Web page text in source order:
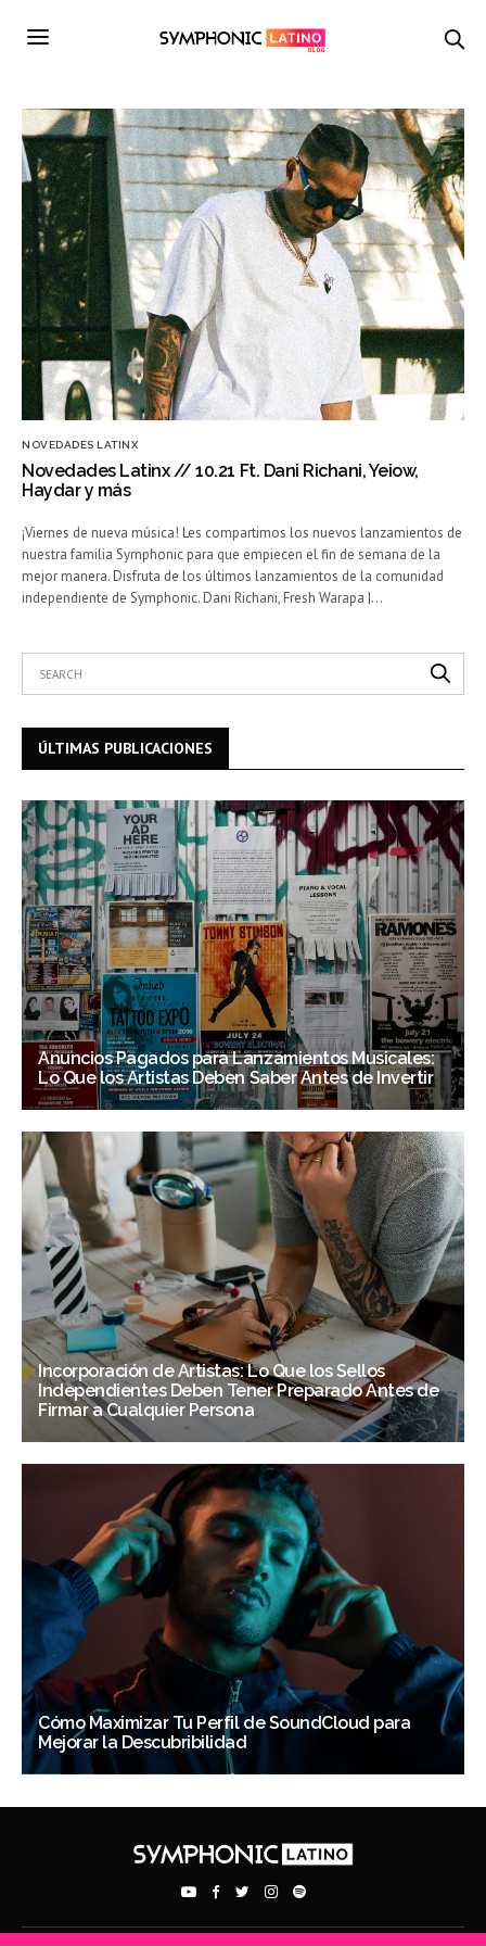
NOVEDADES LATINX
Novedades Latinx // 10.21 Ft. Dani Richani, Yeiow,
Haydar y más
¡Viernes de nueva música! Les compartimos los nuevos lanzamientos de
nuestra familia Symphonic para que empiecen el fin de semana de la
mejor manera. Disfruta de los últimos lanzamientos de la comunidad
independiente de Symphonic. Dani Richani, Fresh Warapa |…
ÚLTIMAS PUBLICACIONES
Anuncios Pagados para Lanzamientos Musicales:
Lo Que los Artistas Deben Saber Antes de Invertir
Incorporación de Artistas: Lo Que los Sellos
Independientes Deben Tener Preparado Antes de
Firmar a Cualquier Persona
Cómo Maximizar Tu Perfil de SoundCloud para
Mejorar la Descubribilidad